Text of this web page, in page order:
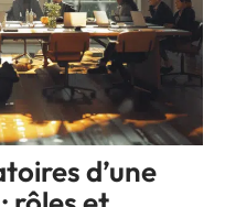
d’une